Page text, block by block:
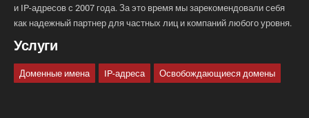
и IP-адресов с 2007 года. За это время мы зарекомендовали себя
как надежный партнер для частных лиц и компаний любого уровня.
Услуги
Доменные имена IP-адреса Освобождающиеся домены